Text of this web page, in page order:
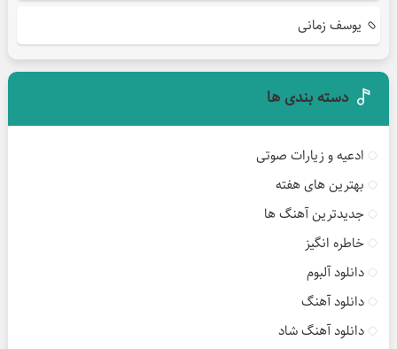
یوسف زمانی
دسته بندی ها
ادعیه و زیارات صوتی
بهترین های هفته
جدیدترین آهنگ ها
خاطره انگیز
دانلود آلبوم
دانلود آهنگ
دانلود آهنگ شاد